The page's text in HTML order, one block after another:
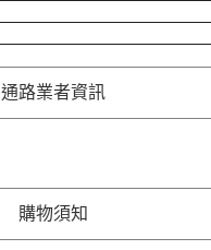
通路業者資訊
購物須知